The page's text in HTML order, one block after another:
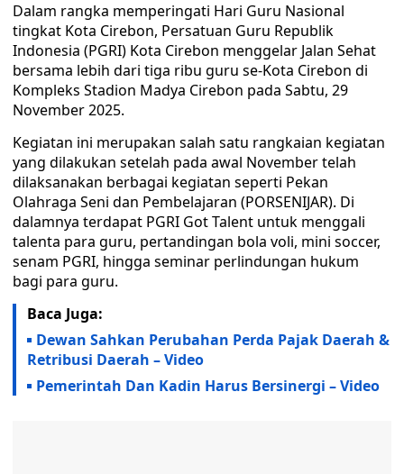
Dalam rangka memperingati Hari Guru Nasional
tingkat Kota Cirebon, Persatuan Guru Republik
Indonesia (PGRI) Kota Cirebon menggelar Jalan Sehat
bersama lebih dari tiga ribu guru se-Kota Cirebon di
Kompleks Stadion Madya Cirebon pada Sabtu, 29
November 2025.
Kegiatan ini merupakan salah satu rangkaian kegiatan
yang dilakukan setelah pada awal November telah
dilaksanakan berbagai kegiatan seperti Pekan
Olahraga Seni dan Pembelajaran (PORSENIJAR). Di
dalamnya terdapat PGRI Got Talent untuk menggali
talenta para guru, pertandingan bola voli, mini soccer,
senam PGRI, hingga seminar perlindungan hukum
bagi para guru.
Baca Juga:
Dewan Sahkan Perubahan Perda Pajak Daerah &
Retribusi Daerah – Video
Pemerintah Dan Kadin Harus Bersinergi – Video